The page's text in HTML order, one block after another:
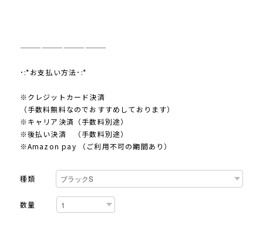
————————————
･:*お支払い方法･:*
※クレジットカード決済
（手数料無料なのでおすすめしております）
※キャリア決済（手数料別途）
※後払い決済 （手数料別途）
※Amazon pay （ご利用不可の期間あり）
種類
数量